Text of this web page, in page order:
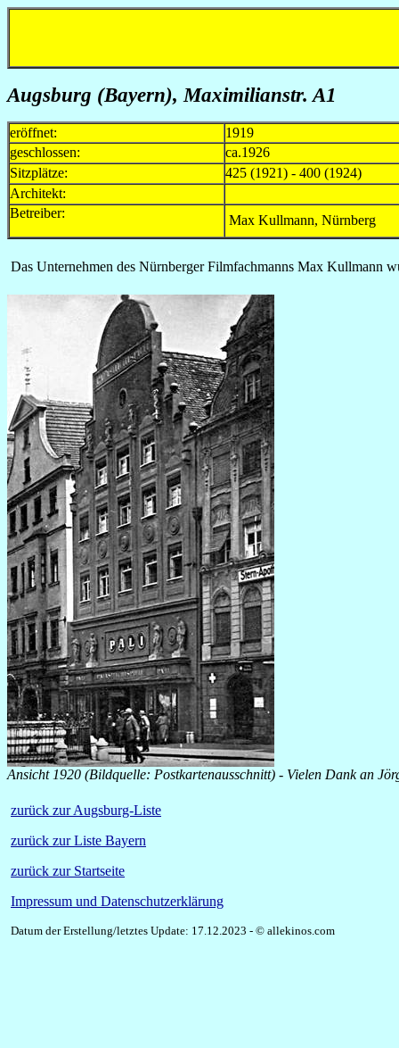
Augsburg (Bayern), Maximilianstr. A1
eröffnet:
1919
geschlossen:
ca.1926
Sitzplätze:
425 (1921) - 400 (1924)
Architekt:
Betreiber:
Max Kullmann, Nürnberg
Das Unternehmen des Nürnberger Filmfachmanns Max Kullmann
Ansicht 1920 (Bildquelle: Postkartenausschnitt) - Vielen Dank an
zurück zur Augsburg-Liste
zurück zur Liste Bayern
zurück zur Startseite
Impressum und Datenschutzerklärung
Datum der Erstellung/letztes Update: 17.12.2023 - © allekinos.com